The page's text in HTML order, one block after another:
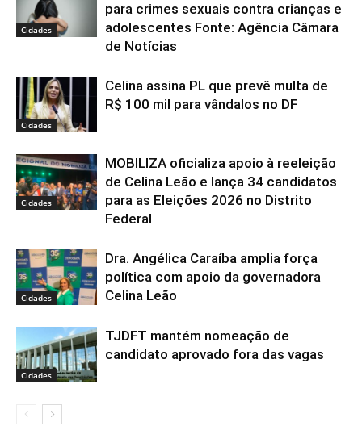
Cidades
para crimes sexuais contra crianças e
adolescentes Fonte: Agência Câmara
de Notícias
Cidades
Celina assina PL que prevê multa de
R$ 100 mil para vândalos no DF
Cidades
MOBILIZA oficializa apoio à reeleição
de Celina Leão e lança 34 candidatos
para as Eleições 2026 no Distrito
Federal
Cidades
Dra. Angélica Caraíba amplia força
política com apoio da governadora
Celina Leão
Cidades
TJDFT mantém nomeação de
candidato aprovado fora das vagas